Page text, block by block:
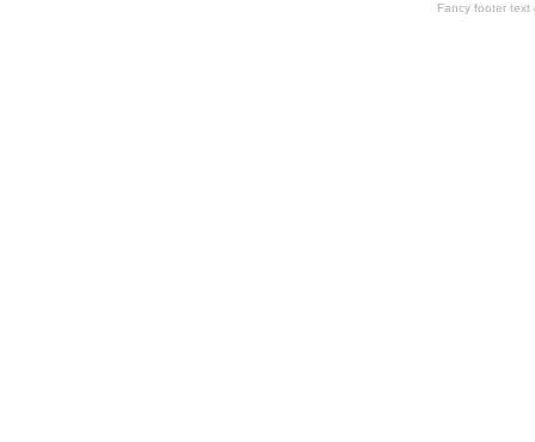
Fancy footer